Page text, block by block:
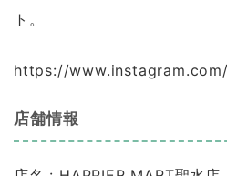
ト。
https://
店舗情報